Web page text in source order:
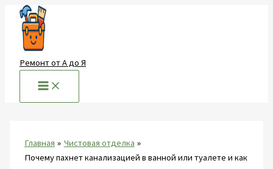
Перейти
содержимому
Ремонт от А до Я
Главная
Чистовая отделка
Почему пахнет канализацией в ванной или туалете и как